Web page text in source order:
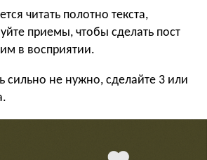
читать полотно текста,
приемы, чтобы сделать пост
в восприятии.
сильно не нужно, сделайте 3 или